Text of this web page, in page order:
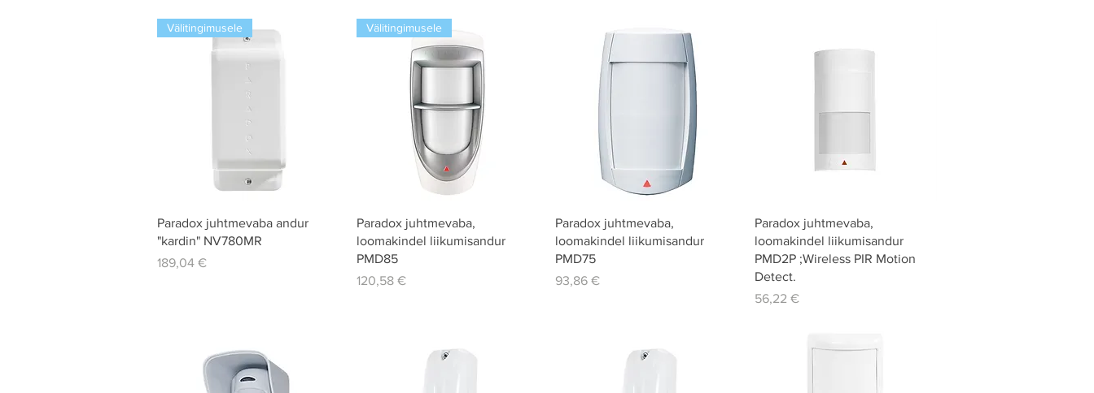
Quick View
Välitingimusele
Paradox juhtmevaba andur
"kardin" NV780MR
Price
189,04 €
Quick View
Välitingimusele
Paradox juhtmevaba,
loomakindel liikumisandur
PMD85
Price
120,58 €
Quick View
Paradox juhtmevaba,
loomakindel liikumisandur
PMD75
Price
93,86 €
Quick View
Paradox juhtmevaba,
loomakindel liikumisandur
PMD2P ;Wireless PIR Motion
Detect.
Price
56,22 €